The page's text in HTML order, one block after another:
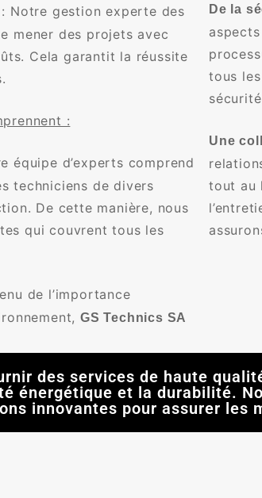
: Notre gestion experte des
mener des projets avec
Cela garantit la réussite
:
équipe d’experts comprend
techniciens de divers
De cette manière, nous
qui couvrent tous les
de l’importance
GS Technics SA
De la
tous
Une
tout au
des services de haute
énergétique et la durabilité.
innovantes pour assurer les